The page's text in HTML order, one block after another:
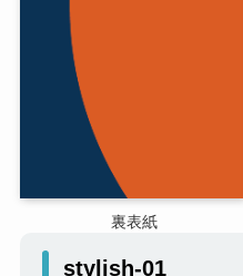
裏表紙
stylish-01